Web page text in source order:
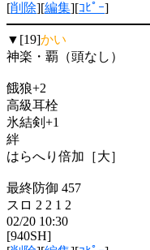
[削除][編集][ｺﾋﾟｰ]
▼[19]かい
神楽・覇（頭なし）
餓狼+2
高級耳栓
氷結剣+1
絆
はらへり倍加［大］
最終防御 457
スロ 2 2 1 2
02/20 10:30
[940SH]